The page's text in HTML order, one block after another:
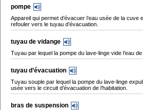
pompe
Appareil qui permet d’évacuer l’eau usée de la cuve
refouler vers le tuyau d’évacuation.
tuyau de vidange
Tuyau par lequel la pompe du lave-linge vide l’eau de
tuyau d’évacuation
Tuyau souple par lequel la pompe du lave-linge
usée vers le circuit d’évacuation de l’habitation.
bras de suspension